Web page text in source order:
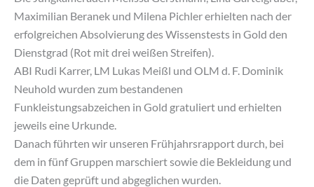
Maximilian Beranek und Milena Pichler erhielten nach der
erfolgreichen Absolvierung des Wissenstests in Gold den
Dienstgrad (Rot mit drei weißen Streifen).
ABI Rudi Karrer, LM Lukas Meißl und OLM d. F. Dominik
Neuhold wurden zum bestandenen
Funkleistungsabzeichen in Gold gratuliert und erhielten
jeweils eine Urkunde.
Danach führten wir unseren Frühjahrsrapport durch, bei
dem in fünf Gruppen marschiert sowie die Bekleidung und
die Daten geprüft und abgeglichen wurden.